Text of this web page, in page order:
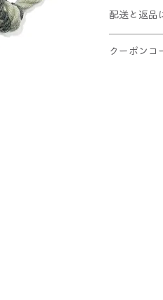
配送と返品
10,000円以
クーポンコ